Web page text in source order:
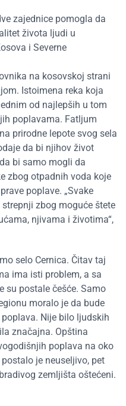
zajednice pomogla da
života ljudi u
i Severne
na kosovskoj strani
Istoimena reka koja
od najlepših u tom
poplavama. Fatljum
prirodne lepote svog sela
da bi njihov život
bi samo mogli da
zbog otpadnih voda koje
poplave. „Svake
zbog moguće štete
njivama i životima“,
selo Cernica. Čitav taj
ima isti problem, a sa
su postale češće. Samo
moralo je da bude
Nije bilo ljudskih
značajna. Opština
poplava na oko
je neuseljivo, pet
zemljišta oštećeni.